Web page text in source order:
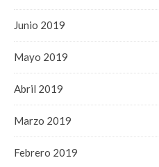
Junio 2019
Mayo 2019
Abril 2019
Marzo 2019
Febrero 2019